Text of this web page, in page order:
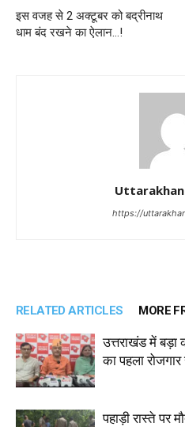
इस वजह से 2 अक्टूबर को बद्रीनाथ
धाम बंद रखने का ऐलान…!
https://
RELATED ARTICLES MORE
उत्तराखंड में बड़ा
का पहला
पहाड़ी रास्ते पर